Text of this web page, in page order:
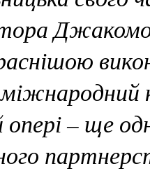
опері – ще